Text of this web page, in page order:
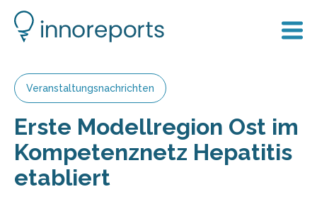
Veranstaltungsnachrichten
Erste Modellregion Ost im
Kompetenznetz Hepatitis
etabliert